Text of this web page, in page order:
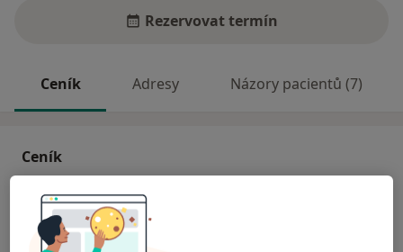
Rezervovat termín
Ceník Adresy Názory pacientů (7)
Ceník
Tento specialista ještě nepřidával žádné informace o